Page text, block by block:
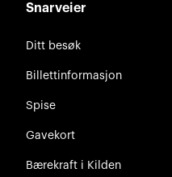
Snarveier
Ditt besøk
Billettinformasjon
Spise
Gavekort
Bærekraft i Kilden